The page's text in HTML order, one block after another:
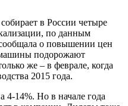
в России четыре
по данным
о повышении цен
подорожают
же – в феврале, когда
2015 года.
4-14%. Но в начале года